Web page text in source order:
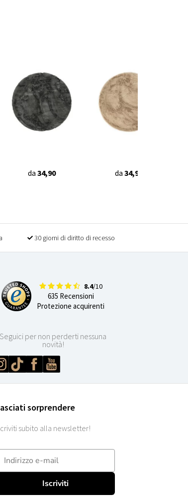
da 34,90 da 34,90
30 giorni di diritto di recesso
8.4/10
635 Recensioni
Protezione acquirenti
Seguici per non perderti nessuna
novità!
sorprendere
subito alla newsletter!
mailadres
Iscriviti